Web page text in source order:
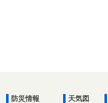
防災情報
天気図